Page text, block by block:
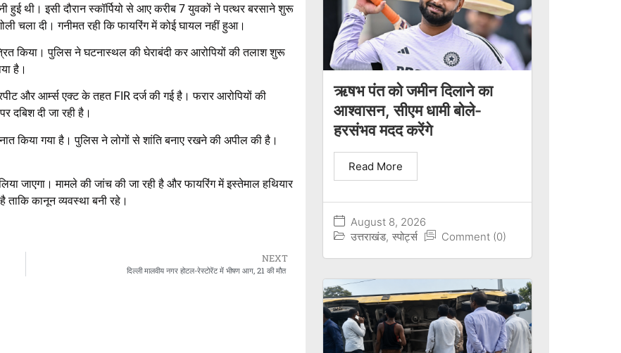
हुई थी। इसी दौरान स्कॉर्पियो से आए करीब 7 युवकों ने पत्थर बरसाने शुरू
चला दी। गनीमत रही कि फायरिंग में कोई घायल नहीं हुआ।
किया। पुलिस ने घटनास्थल की घेराबंदी कर आरोपियों की तलाश शुरू
है।
और आर्म्स एक्ट के तहत FIR दर्ज की गई है। फरार आरोपियों की
दबिश दी जा रही है।
किया गया है। पुलिस ने लोगों से शांति बनाए रखने की अपील की है।
जाएगा। मामले की जांच की जा रही है और फायरिंग में इस्तेमाल हथियार
ताकि कानून व्यवस्था बनी रहे।
NEXT
दिल्ली मालवीय नगर होटल-रेस्टोरेंट में भीषण आग, 21 की मौत
ऋषभ पंत को जमीन दिलाने का
आश्वासन, सीएम धामी बोले-
हरसंभव मदद करेंगे
August 8, 2026
उत्तराखंड, स्पोर्ट्स Comment (0)
Read More